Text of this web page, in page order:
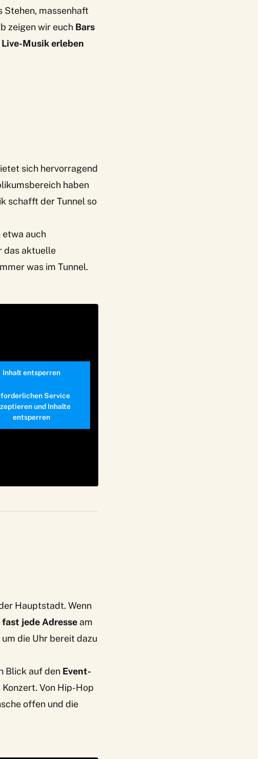
Stehen, massenhaft
zeigen wir euch Bars
Musik erleben
sich hervorragend
haben
schafft der Tunnel so
etwa auch
das aktuelle
was im Tunnel.
Inhalt entsperren
Service
und Inhalte
entsperren
Hauptstadt. Wenn
fast jede Adresse am
die Uhr bereit dazu
Blick auf den Event-
Von Hip-Hop
offen und die